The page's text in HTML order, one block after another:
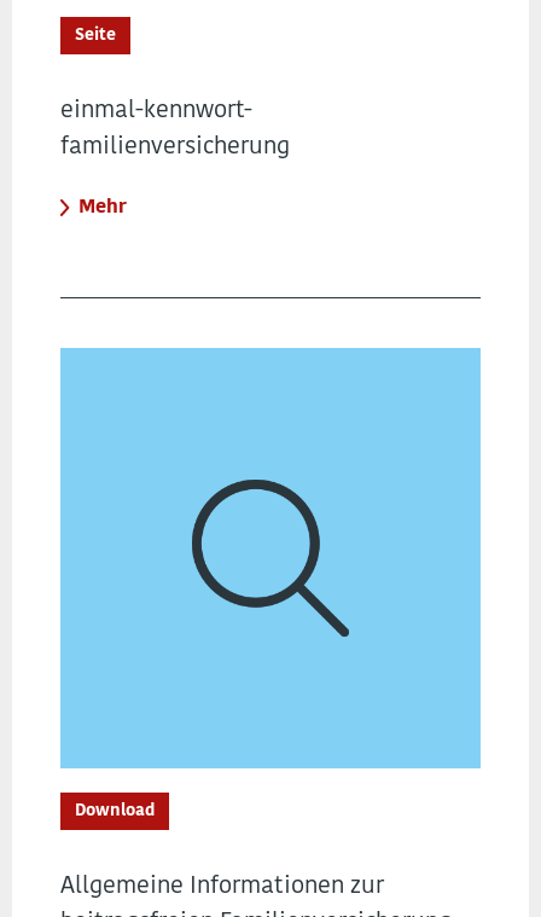
Seite
einmal-kennwort-
familienversicherung
Mehr
Download
Allgemeine Informationen zur